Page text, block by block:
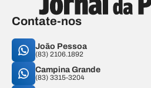
Contate-nos
João Pessoa
(83) 2106.1892
Campina Grande
(83) 3315-3204